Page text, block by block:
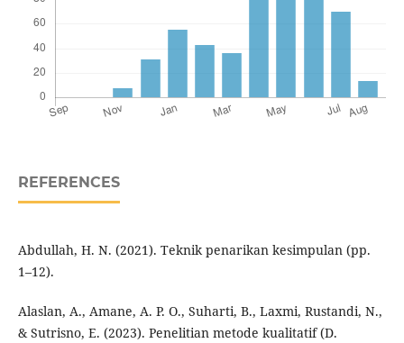
REFERENCES
Abdullah, H. N. (2021). Teknik penarikan kesimpulan (pp.
1–12).
Alaslan, A., Amane, A. P. O., Suharti, B., Laxmi, Rustandi, N.,
& Sutrisno, E. (2023). Penelitian metode kualitatif (D.